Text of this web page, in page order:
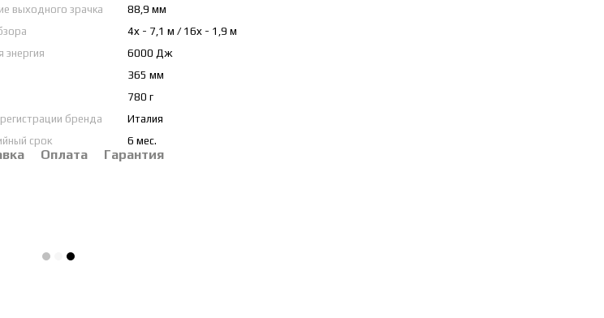
выходного зрачка
88,9 мм
4х - 7,1 м / 16х - 1,9 м
энергия
6000 Дж
365 мм
780 г
бренда
Италия
срок
6 мес.
Оплата Гарантия